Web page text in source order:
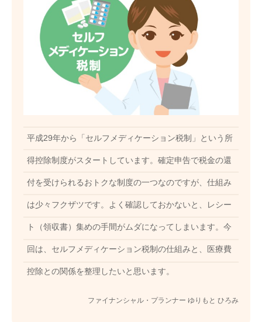
平成29年から「セルフメディケーション税制」という所
得控除制度がスタートしています。確定申告で税金の還
付を受けられるおトクな制度の一つなのですが、仕組み
は少々フクザツです。よく確認しておかないと、レシー
ト（領収書）集めの手間がムダになってしまいます。今
回は、セルフメディケーション税制の仕組みと、医療費
控除との関係を整理したいと思います。
ファイナンシャル・プランナー ゆりもと ひろみ